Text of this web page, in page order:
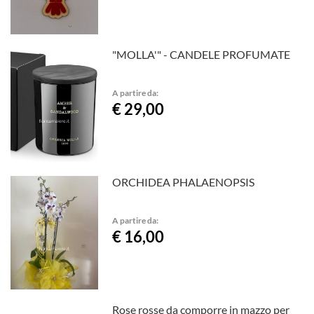
"MOLLA'" - CANDELE PROFUMATE
A partire da:
€ 29,00
ORCHIDEA PHALAENOPSIS
A partire da:
€ 16,00
Rose rosse da comporre in mazzo per